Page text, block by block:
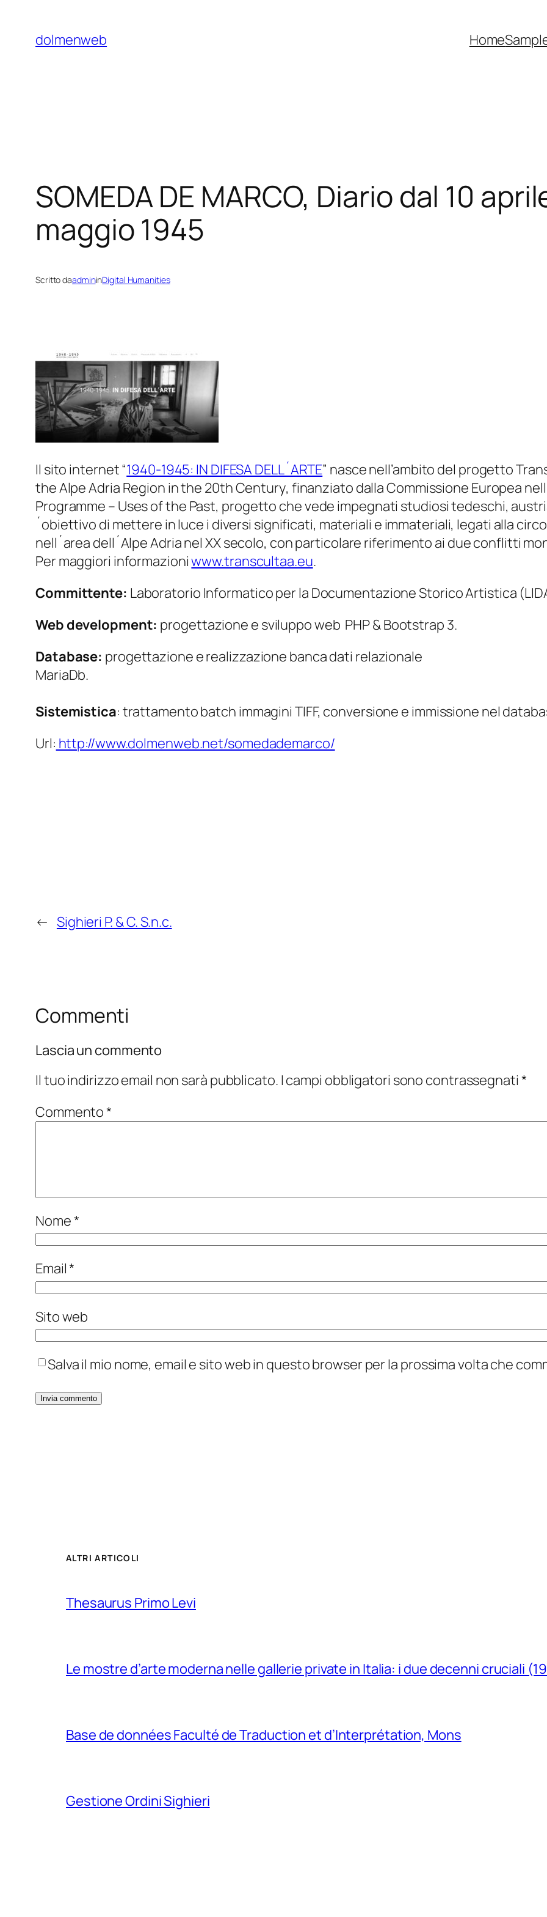
contenuto
dolmenweb Home
SOMEDA DE MARCO, Diario dal 10
maggio 1945
Scritto daadmininDigital Humanities
Il sito internet “1940-1945: IN DIFESA DELL´ARTE” nasce nell’ambito del progetto
the Alpe Adria Region in the 20th Century, finanziato dalla Commissione Europea
Programme – Uses of the Past, progetto che vede impegnati studiosi tedeschi,
´obiettivo di mettere in luce i diversi significati, materiali e immateriali, legati alla
nell´area dell´Alpe Adria nel XX secolo, con particolare riferimento ai due conflitti
Per maggiori informazioniwww.transcultaa.eu.
Committente: Laboratorio Informatico per la Documentazione Storico Artistica (
Web development: progettazione e sviluppo web PHP & Bootstrap 3.
Database: progettazione e realizzazione banca dati relazionale
MariaDb.
Sistemistica: trattamento batch immagini TIFF, conversione e immissione nel
Url: http://www.dolmenweb.net/somedademarco/
← Sighieri P. & C. S.n.c.
Commenti
Lascia un commento
Il tuo indirizzo email non sarà pubblicato. I campi obbligatori sono contrassegnati *
Commento*
Nome*
Email*
Sito web
Salva il mio nome, email e sito web in questo browser per la prossima volta che
ALTRI ARTICOLI
Thesaurus Primo Levi
Le mostre d’arte moderna nelle gallerie private in Italia: i due decenni cruciali
Base de données Faculté de Traduction et d’Interprétation, Mons
Gestione Ordini Sighieri